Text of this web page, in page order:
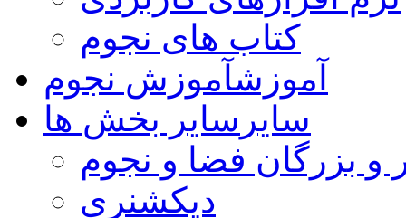
کتاب های نجوم
آموزشآموزش نجوم
سایر سایر بخش ها
و بزرگان فضا و نجوم
دیکشنری